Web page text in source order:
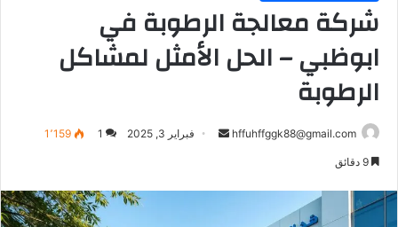
شركة معالجة الرطوبة في
ابوظبي – الحل الأمثل لمشاكل
الرطوبة
hffuhffggk88@gmail.com
أرسل فبراير 3, 2025 1 1٬159